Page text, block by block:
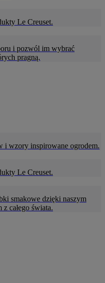
Le Creuset.
i pozwól im wybrać
pragną.
i wzory inspirowane ogrodem.
Le Creuset.
smakowe dzięki naszym
całego świata.